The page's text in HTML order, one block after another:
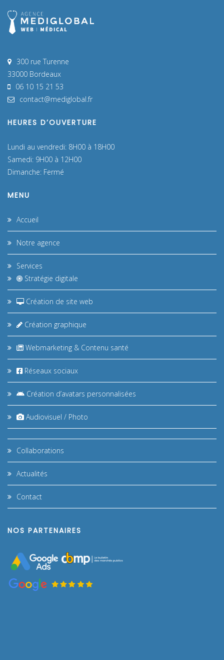
300 rue Turenne
33000 Bordeaux
06 10 15 21 53
contact@mediglobal.fr
HEURES D’OUVERTURE
Lundi au vendredi: 8H00 à 18H00
Samedi: 9H00 à 12H00
Dimanche: Fermé
MENU
Accueil
Notre agence
Services
Stratégie digitale
Création de site web
Création graphique
Webmarketing & Contenu santé
Réseaux sociaux
Création d’avatars personnalisées
Audiovisuel / Photo
Collaborations
Actualités
Contact
NOS PARTENAIRES